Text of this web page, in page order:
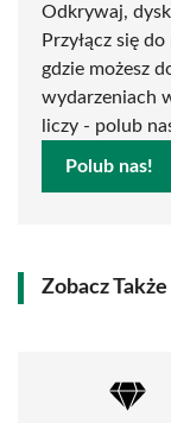
Odkrywaj,
Przyłącz się
gdzie możesz
wydarzeniach
liczy - polub
Polub nas!
Zobacz Także